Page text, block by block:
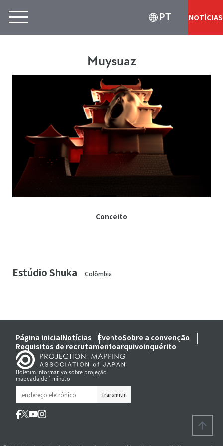
PT NOTÍCIAS
Muysuaz
Conceito
Estúdio Shuka Colômbia
Página inicialNotícias EventoSobre a convenção
Requisitos de recrutamentoarquivoinquérito
Boletim informativo sobre projeção
mapeada de 1 minuto